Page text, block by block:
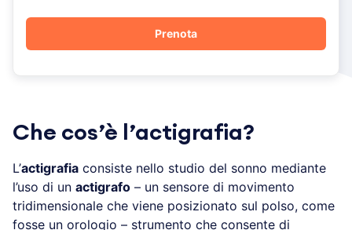
Che cos’è l’actigrafia?
L’actigrafia consiste nello studio del sonno mediante
l’uso di un actigrafo – un sensore di movimento
tridimensionale che viene posizionato sul polso, come
fosse un orologio – strumento che consente di